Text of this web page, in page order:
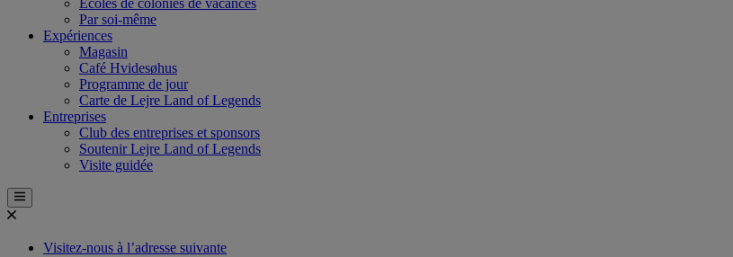
Écoles de colonies de vacances
Par soi-même
Expériences
Magasin
Café Hvidesøhus
Programme de jour
Carte de Lejre Land of Legends
Entreprises
Club des entreprises et sponsors
Soutenir Lejre Land of Legends
Visite guidée
Visitez-nous à l’adresse suivante